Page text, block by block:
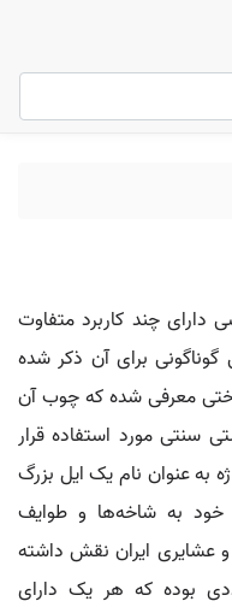
دارای چند کاربرد متفاوت
برای آن ذکر شده
معرفی شده که چوب آن
سنتی مورد استفاده قرار
به عنوان نام یک ایل بزرگ
به شاخه‌ها و طوایف
عشایری ایران نقش داشته
بوده که هر یک دارای